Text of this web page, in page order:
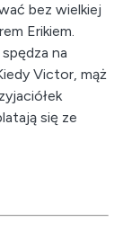
bez wielkiej
Erikiem.
na
Victor, mąż
się ze